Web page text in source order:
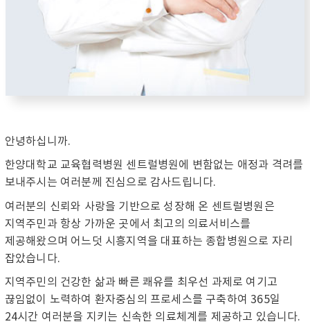
안녕하십니까.
한양대학교 교육협력병원 센트럴병원에 변함없는 애정과 격려를
보내주시는 여러분께 진심으로 감사드립니다.
여러분의 신뢰와 사랑을 기반으로 성장해 온 센트럴병원은
지역주민과 항상 가까운 곳에서 최고의 의료서비스를
제공해왔으며 어느덧 시흥지역을 대표하는 종합병원으로 자리
잡았습니다.
지역주민의 건강한 삶과 빠른 쾌유를 최우선 과제로 여기고
끊임없이 노력하여 환자중심의 프로세스를 구축하여 365일
24시간 여러분을 지키는 신속한 의료체계를 제공하고 있습니다.